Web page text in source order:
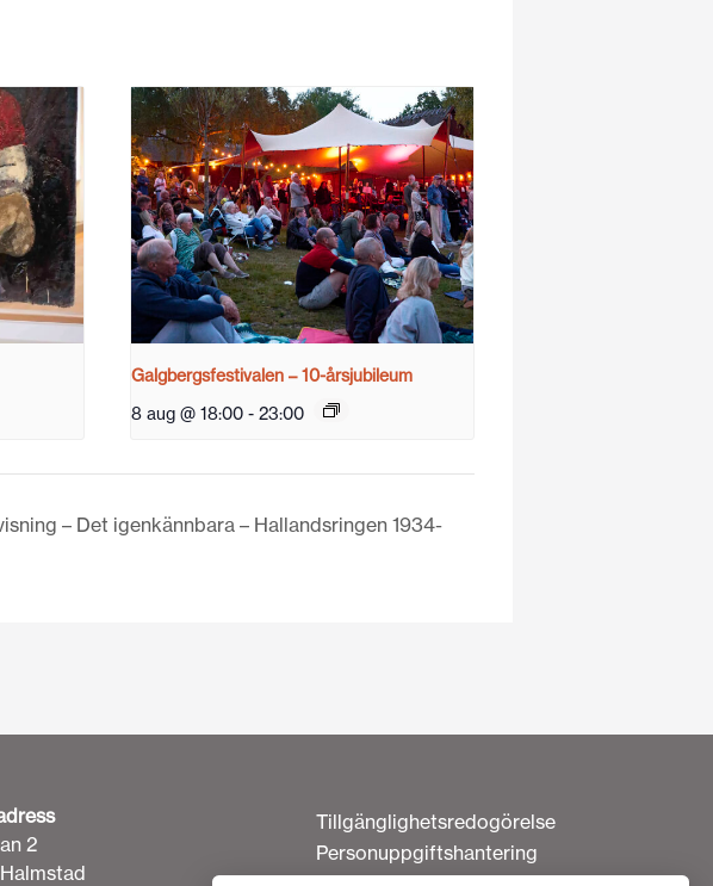
Galgbergsfestivalen – 10-årsjubileum
8 aug @ 18:00 - 23:00
– Det igenkännbara – Hallandsringen 1934-
2
Tillgänglighetsredogörelse
Personuppgiftshantering